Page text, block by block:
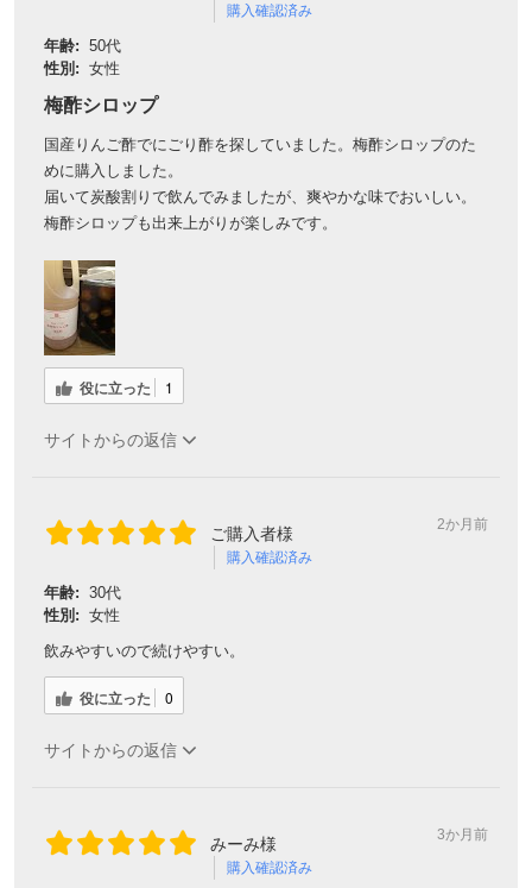
購入確認済み
年齢: 50代
性別: 女性
梅酢シロップ
国産りんご酢でにごり酢を探していました。梅酢シロップのた
めに購入しました。
届いて炭酸割りで飲んでみましたが、爽やかな味でおいしい。
梅酢シロップも出来上がりが楽しみです。
役に立った 1
サイトからの返信
ご購入者様
購入確認済み
2か月前
年齢: 30代
性別: 女性
飲みやすいので続けやすい。
役に立った 0
サイトからの返信
みーみ様
購入確認済み
3か月前